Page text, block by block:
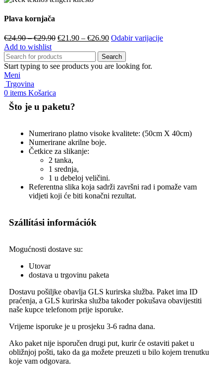
Plava kornjača
€24.90–€29.90 €21.90 – €26.90 Odabir varijacije
Add to wishlist
Search
Start typing to see products you are looking for.
Meni
Trgovina
0 items Košarica
Što je u paketu?
Numerirano platno visoke kvalitete: (50cm X 40cm)
Numerirane akrilne boje.
Četkice za slikanje:
2 tanka,
1 srednja,
1 u debeloj veličini.
Referentna slika koja sadrži završni rad i pomaže vam
vidjeti koji će biti konačni rezultat.
Szállítási információk
Mogućnosti dostave su:
Utovar
dostava u trgovinu paketa
Dostavu pošiljke obavlja GLS kurirska služba. Paket ima ID
praćenja, a GLS kurirska služba također pokušava obavijestiti
naše kupce telefonom prije isporuke.
Vrijeme isporuke je u prosjeku 3-6 radna dana.
Ako paket nije isporučen drugi put, kurir će ostaviti paket u
obližnjoj pošti, tako da ga možete preuzeti u bilo kojem trenutku
koje vam odgovara.